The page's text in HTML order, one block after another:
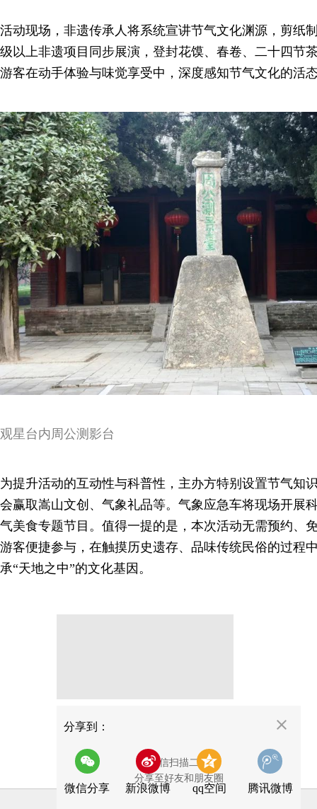
活动现场，非遗传承人将系统宣讲节气文化渊源，剪纸
级以上非遗项目同步展演，登封花馍、春卷、二十四节
游客在动手体验与味觉享受中，深度感知节气文化的活
观星台内周公测影台
为提升活动的互动性与科普性，主办方特别设置节气知
会赢取嵩山文创、气象礼品等。气象应急车将现场开展
气美食专题节目。值得一提的是，本次活动无需预约、
游客便捷参与，在触摸历史遗存、品味传统民俗的过程
承“天地之中”的文化基因。
分享到：
微信分享
用微信扫描二维码
分享至好友和朋友圈
新浪微博 qq空间 腾讯微博